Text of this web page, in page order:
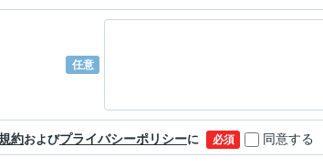
任意
約およびプライバシーポリシーに 必須 同意する